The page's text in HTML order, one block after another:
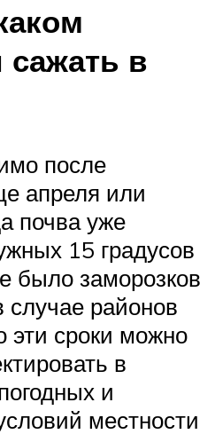
сажать в
после
апреля или
почва уже
15 градусов
было заморозков
районов
эти сроки можно
в
и
местности